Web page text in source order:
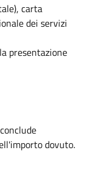
carta
dei servizi
presentazione
dovuto.